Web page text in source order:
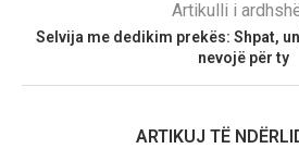
Artikulli i
Selvija me dedikim prekës: Shpat,
nevojë për ty
ARTIKUJ TË